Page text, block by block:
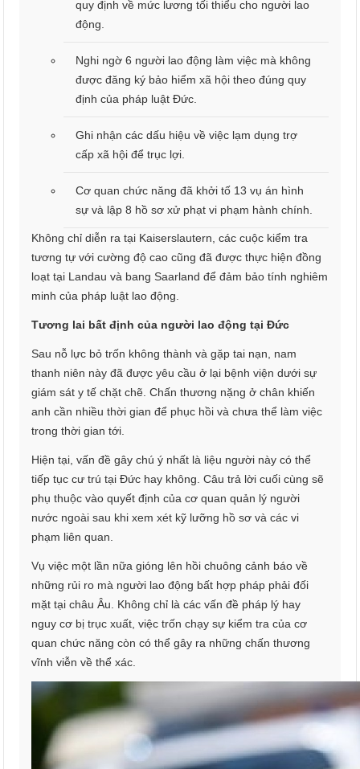
quy định về mức lương tối thiểu cho người lao
động.
Nghi ngờ 6 người lao động làm việc mà không
được đăng ký bảo hiểm xã hội theo đúng quy
định của pháp luật Đức.
Ghi nhận các dấu hiệu về việc lạm dụng trợ
cấp xã hội để trục lợi.
Cơ quan chức năng đã khởi tố 13 vụ án hình
sự và lập 8 hồ sơ xử phạt vi phạm hành chính.
Không chỉ diễn ra tại Kaiserslautern, các cuộc kiểm tra
tương tự với cường độ cao cũng đã được thực hiện đồng
loạt tại Landau và bang Saarland để đảm bảo tính nghiêm
minh của pháp luật lao động.
Tương lai bất định của người lao động tại Đức
Sau nỗ lực bỏ trốn không thành và gặp tai nạn, nam
thanh niên này đã được yêu cầu ở lại bệnh viện dưới sự
giám sát y tế chặt chẽ. Chấn thương nặng ở chân khiến
anh cần nhiều thời gian để phục hồi và chưa thể làm việc
trong thời gian tới.
Hiện tại, vấn đề gây chú ý nhất là liệu người này có thể
tiếp tục cư trú tại Đức hay không. Câu trả lời cuối cùng sẽ
phụ thuộc vào quyết định của cơ quan quản lý người
nước ngoài sau khi xem xét kỹ lưỡng hồ sơ và các vi
phạm liên quan.
Vụ việc một lần nữa gióng lên hồi chuông cảnh báo về
những rủi ro mà người lao động bất hợp pháp phải đối
mặt tại châu Âu. Không chỉ là các vấn đề pháp lý hay
nguy cơ bị trục xuất, việc trốn chạy sự kiểm tra của cơ
quan chức năng còn có thể gây ra những chấn thương
vĩnh viễn về thể xác.